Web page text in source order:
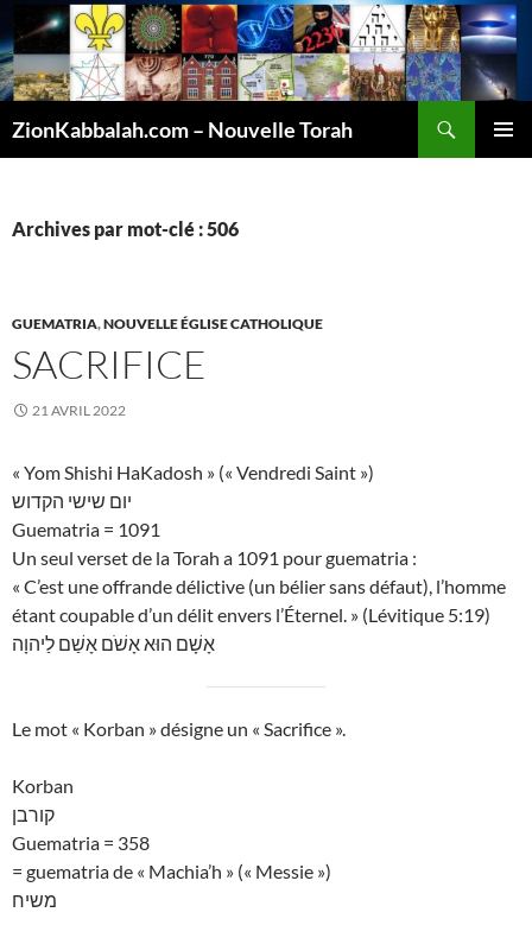
ZionKabbalah.com – Nouvelle Torah
Archives par mot-clé : 506
GUEMATRIA,NOUVELLE ÉGLISE CATHOLIQUE
SACRIFICE
21 AVRIL 2022
« Yom Shishi HaKadosh » (« Vendredi Saint »)
יום שישי הקדוש
Guematria = 1091
Un seul verset de la Torah a 1091 pour guematria :
« C’est une offrande délictive (un bélier sans défaut), l’homme
étant coupable d’un délit envers l’Éternel. » (Lévitique 5:19)
אָשָׁם הוּא אָשֹׁם אָשַׁם לַיהוָה
Le mot « Korban » désigne un « Sacrifice ».
Korban
קורבן
Guematria = 358
= guematria de « Machia’h » (« Messie »)
משיח